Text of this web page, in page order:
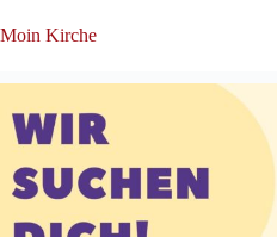
Inhalt
Moin Kirche